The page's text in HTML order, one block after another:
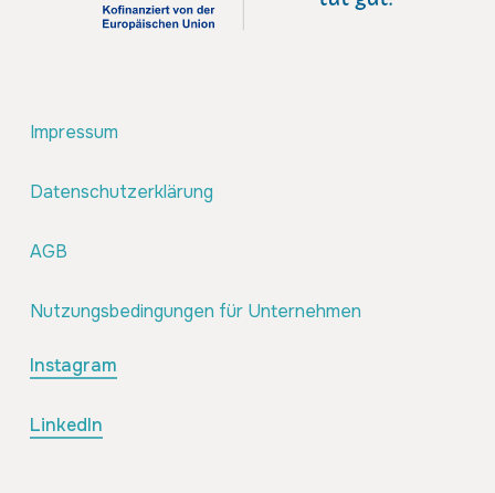
Impressum
Datenschutzerklärung
AGB
Nutzungsbedingungen für Unternehmen
Instagram
LinkedIn